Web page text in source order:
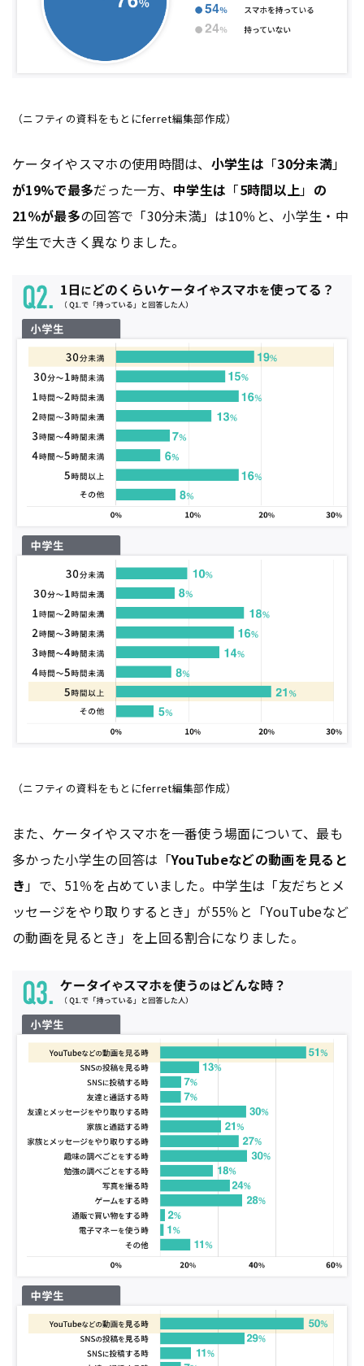
（ニフティの資料をもとにferret編集部作成）
ケータイやスマホの使用時間は、 小学生は 「30分未満」
が19%で最多だった一方、 中学生は 「5時間以上」 の
21％が最多の回答で「30分未満」は10％と、小学生・中
学生で大きく異なりました。
（ニフティの資料をもとにferret編集部作成）
また、ケータイやスマホを一番使う場面について、最も
多かった小学生の回答は「YouTubeなどの動画を見ると
き」で、51％を占めていました。中学生は「友だちとメ
ッセージをやり取りするとき」が55％と「YouTubeなど
の動画を見るとき」を上回る割合になりました。